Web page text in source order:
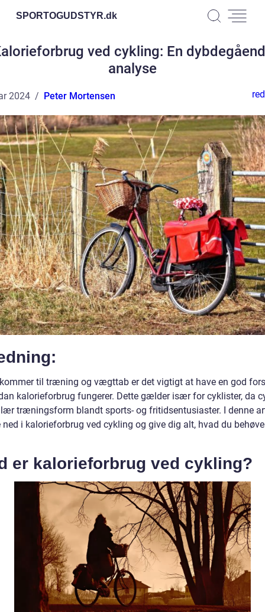
SPORTOGUDSTYR.dk
ved cykling: En
analyse
2024 Peter Mortensen
til træning og vægttab er det vigtigt at have en god
kalorieforbrug fungerer. Dette gælder især for cyklister, da
træningsform blandt sports- og fritidsentusiaster. I denne
ned i kalorieforbrug ved cykling og give dig alt, hvad du
er kalorieforbrug ved cykling?